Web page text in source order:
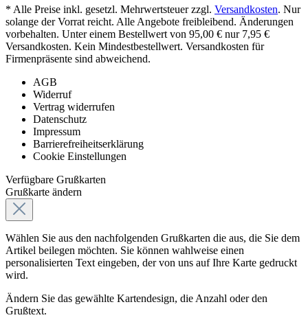
* Alle Preise inkl. gesetzl. Mehrwertsteuer zzgl. Versandkosten. Nur
solange der Vorrat reicht. Alle Angebote freibleibend. Änderungen
vorbehalten. Unter einem Bestellwert von 95,00 € nur 7,95 €
Versandkosten. Kein Mindestbestellwert. Versandkosten für
Firmenpräsente sind abweichend.
AGB
Widerruf
Vertrag widerrufen
Datenschutz
Impressum
Barrierefreiheitserklärung
Cookie Einstellungen
Verfügbare Grußkarten
Grußkarte ändern
Wählen Sie aus den nachfolgenden Grußkarten die aus, die Sie dem
Artikel beilegen möchten. Sie können wahlweise einen
personalisierten Text eingeben, der von uns auf Ihre Karte gedruckt
wird.
Ändern Sie das gewählte Kartendesign, die Anzahl oder den
Grußtext.